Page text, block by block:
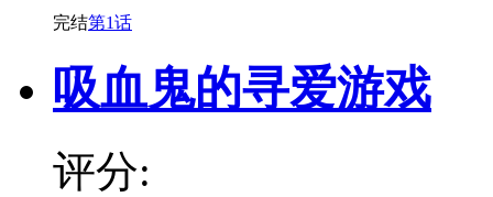
完结第1话
吸血鬼的寻爱游戏
评分: